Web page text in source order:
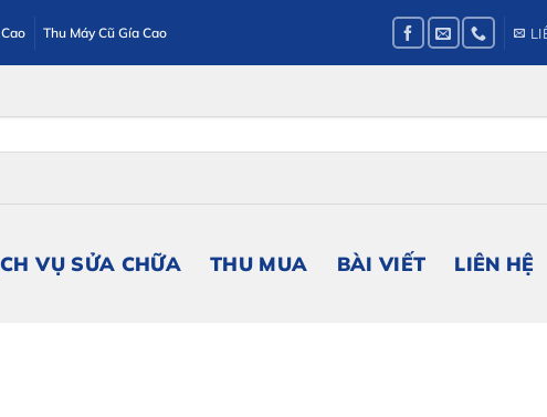
Thu Máy Cũ Gía Cao
VỤ SỬA CHỮA THU MUA BÀI VIẾT LIÊN HỆ